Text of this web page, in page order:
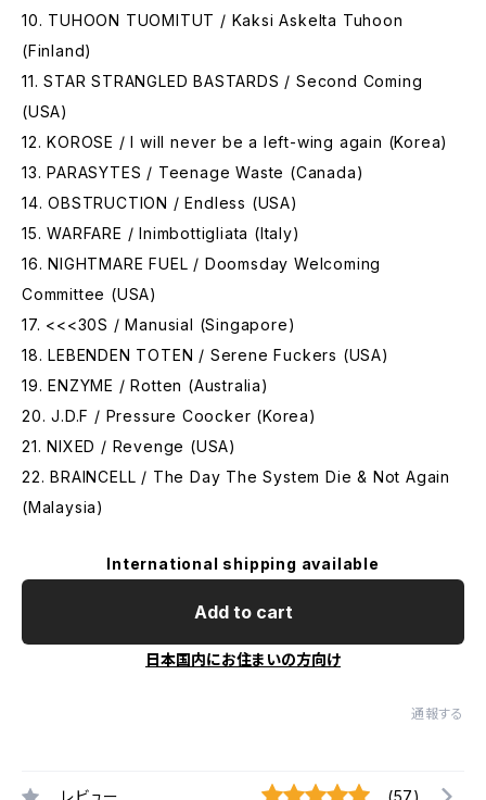
10. TUHOON TUOMITUT / Kaksi Askelta Tuhoon
(Finland)
11. STAR STRANGLED BASTARDS / Second Coming
(USA)
12. KOROSE / I will never be a left-wing again (Korea)
13. PARASYTES / Teenage Waste (Canada)
14. OBSTRUCTION / Endless (USA)
15. WARFARE / Inimbottigliata (Italy)
16. NIGHTMARE FUEL / Doomsday Welcoming
Committee (USA)
17. <<<30S / Manusial (Singapore)
18. LEBENDEN TOTEN / Serene Fuckers (USA)
19. ENZYME / Rotten (Australia)
20. J.D.F / Pressure Coocker (Korea)
21. NIXED / Revenge (USA)
22. BRAINCELL / The Day The System Die & Not Again
(Malaysia)
International shipping available
Add to cart
日本国内にお住まいの方向け
通報する
レビュー (57)